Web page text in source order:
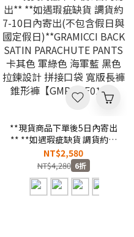
**現貨商品下單後5日內寄出
** **如遇瑕疵缺貨 調貨約7-
10日內寄出(不包含假日與國
定假日)**GRAMICCI BACK
SATIN PARACHUTE PANTS
卡其色 軍綠色 海軍藍 黑色
拉鍊設計 拼接口袋 寬版長褲
NT$2,580
NT$4,280 6折